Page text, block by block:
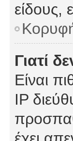
Γιατί
Είναι
IP